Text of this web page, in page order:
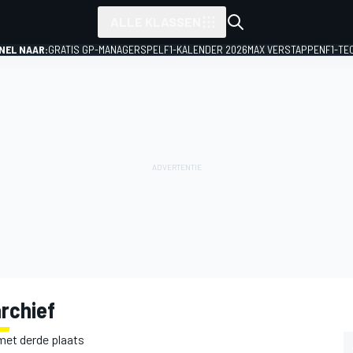
NAAR:GRATIS GP-MANAGERSPEL F1-KALENDER 2026MAX VERSTAPPENF1-
derde plaats